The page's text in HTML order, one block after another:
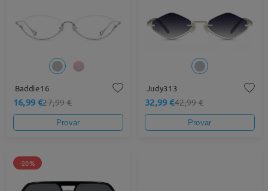
Baddie16
16,99 €27,99 €
Provar
Judy313
32,99 €42,99 €
Provar
-20%